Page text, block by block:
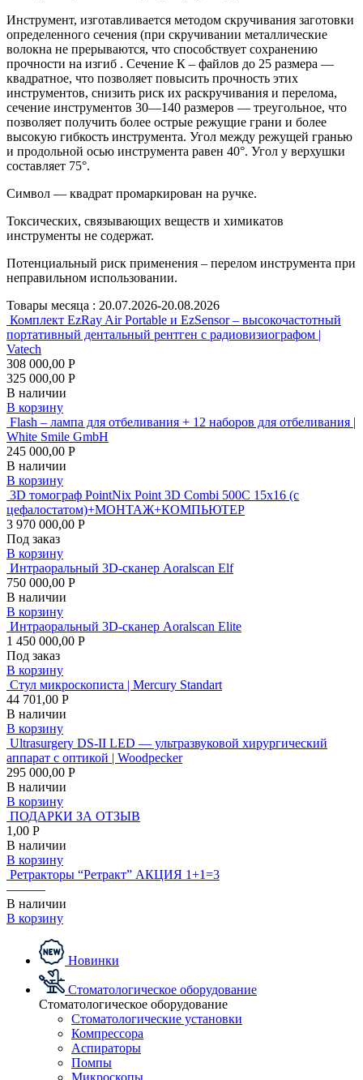
Инструмент, изготавливается методом скручивания заготовки
определенного сечения (при скручивании металлические
волокна не прерываются, что способствует сохранению
прочности на изгиб . Сечение К – файлов до 25 размера —
квадратное, что позволяет повысить прочность этих
инструментов, снизить риск их раскручивания и перелома,
сечение инструментов 30—140 размеров — треугольное, что
позволяет получить более острые режущие грани и более
высокую гибкость инструмента. Угол между режущей гранью
и продольной осью инструмента равен 40°. Угол у верхушки
составляет 75°.
Символ — квадрат промаркирован на ручке.
Токсических, связывающих веществ и химикатов
инструменты не содержат.
Потенциальный риск применения – перелом инструмента при
неправильном использовании.
Товары месяца : 20.07.2026-20.08.2026
Комплект EzRay Air Portable и EzSensor – высокочастотный
портативный дентальный рентген с радиовизиографом |
Vatech
308 000,00 Р
325 000,00 Р
В наличии
В корзину
Flash – лампа для отбеливания + 12 наборов для отбеливания |
White Smile GmbH
245 000,00 Р
В наличии
В корзину
3D томограф PointNix Point 3D Combi 500C 15х16 (с
цефалостатом)+МОНТАЖ+КОМПЬЮТЕР
3 970 000,00 Р
Под заказ
В корзину
Интраоральный 3D-сканер Aoralscan Elf
750 000,00 Р
В наличии
В корзину
Интраоральный 3D-сканер Aoralscan Elite
1 450 000,00 Р
Под заказ
В корзину
Стул микроскописта | Mercury Standart
44 701,00 Р
В наличии
В корзину
Ultrasurgery DS-II LED — ультразвуковой хирургический
аппарат с оптикой | Woodpecker
295 000,00 Р
В наличии
В корзину
ПОДАРКИ ЗА ОТЗЫВ
1,00 Р
В наличии
В корзину
Ретракторы “Ретракт” АКЦИЯ 1+1=3
———
В наличии
В корзину
Новинки
Стоматологическое оборудование
Стоматологическое оборудование
Стоматологические установки
Компрессора
Аспираторы
Помпы
Микроскопы